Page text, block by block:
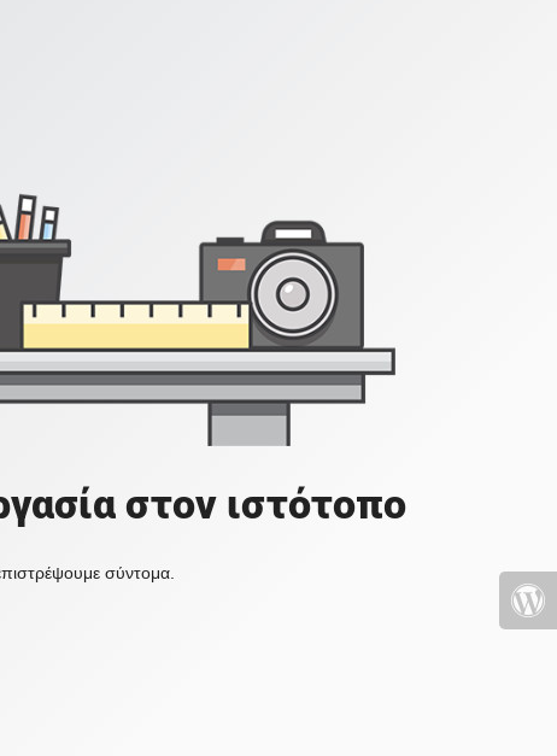
στον ιστότοπο
σύντομα.